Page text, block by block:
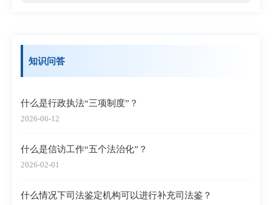
知识问答
什么是行政执法“三项制度”？
2026-06-12
什么是信访工作“五个法治化”？
2026-02-01
什么情况下司法鉴定机构可以进行补充司法鉴？